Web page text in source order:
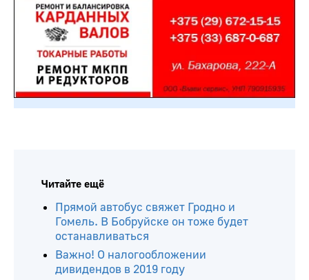
Читайте ещё
Прямой автобус свяжет Гродно и
Гомель. В Бобруйске он тоже будет
останавливаться
Важно! О налогообложении
дивидендов в 2019 году